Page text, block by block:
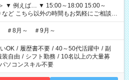
にご相談く
＃8月～ ＃9月～
OK / 履歴書不要 / 40～50代活躍中 / 副
装自由 / シフト勤務 / 10名以上の大量募
パソコンスキル不要